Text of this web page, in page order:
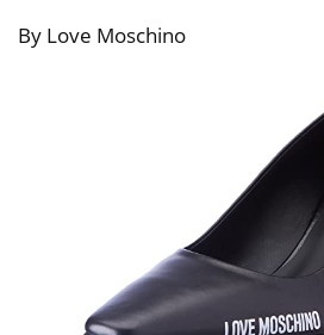
By Love Moschino